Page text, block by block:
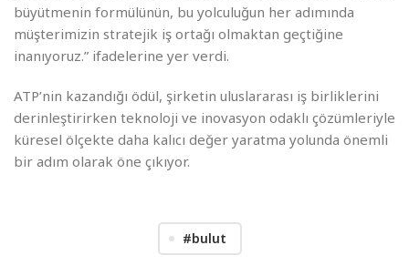
büyütmenin formülünün, bu yolculuğun her adımında
müşterimizin stratejik iş ortağı olmaktan geçtiğine
inanıyoruz.” ifadelerine yer verdi.
ATP’nin kazandığı ödül, şirketin uluslararası iş birliklerini
derinleştirirken teknoloji ve inovasyon odaklı çözümleriyle
küresel ölçekte daha kalıcı değer yaratma yolunda önemli
bir adım olarak öne çıkıyor.
#bulut